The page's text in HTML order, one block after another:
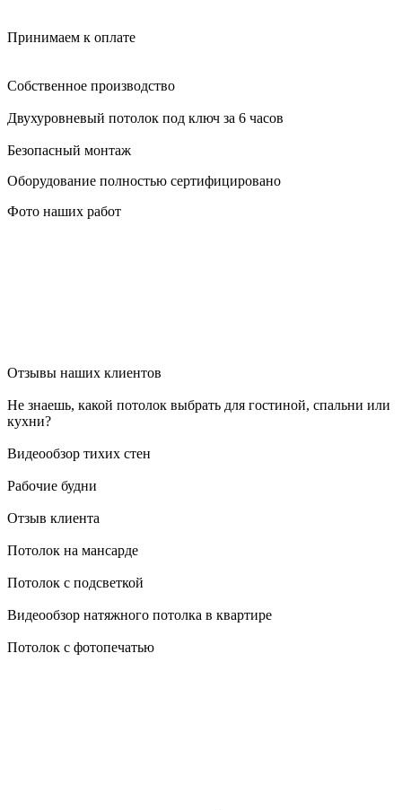
Принимаем к оплате
Собственное производство
Двухуровневый потолок под ключ за 6 часов
Безопасный монтаж
Оборудование полностью сертифицировано
Фото наших работ
Отзывы наших клиентов
Не знаешь, какой потолок выбрать для гостиной, спальни или
кухни?
Видеообзор тихих стен
Рабочие будни
Отзыв клиента
Потолок на мансарде
Потолок с подсветкой
Видеообзор натяжного потолка в квартире
Потолок с фотопечатью